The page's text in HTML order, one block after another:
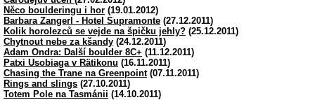
Něco boulderingu i hor (19.01.2012)
Barbara Zangerl - Hotel Supramonte (27.12.2011)
Kolik horolezců se vejde na špičku jehly? (25.12.2011)
Chytnout nebe za kšandy (24.12.2011)
Adam Ondra: Další boulder 8C+ (11.12.2011)
Patxi Usobiaga v Rätikonu (16.11.2011)
Chasing the Trane na Greenpoint(07.11.2011)
Rings and slings (27.10.2011)
Totem Pole na Tasmánii (14.10.2011)